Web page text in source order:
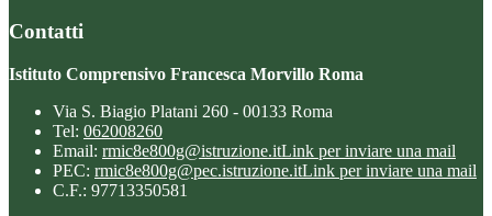
Contatti
Istituto Comprensivo Francesca Morvillo Roma
Via S. Biagio Platani 260 - 00133 Roma
Tel: 062008260
Email: rmic8e800g@istruzione.itLink per inviare una mail
PEC: rmic8e800g@pec.istruzione.itLink per inviare una mail
C.F.: 97713350581